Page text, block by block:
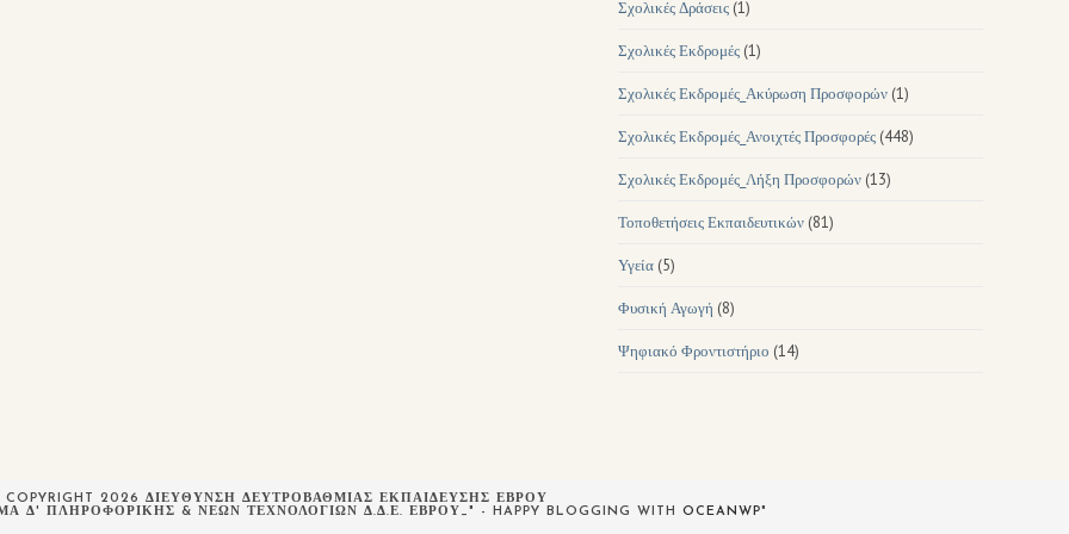
Σχολικές Δράσεις (1)
Σχολικές Εκδρομές (1)
Σχολικές Εκδρομές_Ακύρωση Προσφορών (1)
Σχολικές Εκδρομές_Ανοιχτές Προσφορές (448)
Σχολικές Εκδρομές_Λήξη Προσφορών (13)
Τοποθετήσεις Εκπαιδευτικών (81)
Υγεία (5)
Φυσική Αγωγή (8)
Ψηφιακό Φροντιστήριο (14)
2026 ΔΙΕΥΘΥΝΣΗ ΔΕΥΤΡΟΒΑΘΜΙΑΣ ΕΚΠΑΙΔΕΥΣΗΣ ΕΒΡΟΥ
Δ' ΠΛΗΡΟΦΟΡΙΚΉΣ & ΝΈΩΝ ΤΕΧΝΟΛΟΓΙΏΝ Δ.Δ.Ε. ΈΒΡΟΥ_" - HAPPY BLOGGING WITH OCEANWP"